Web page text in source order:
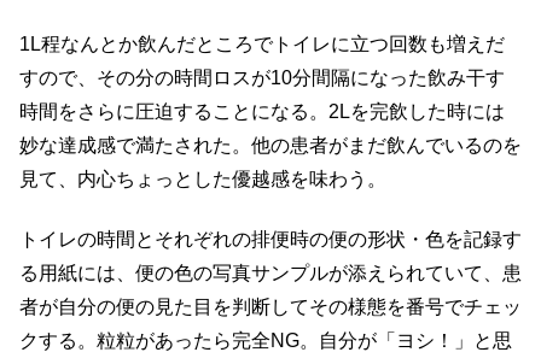
1L程なんとか飲んだところでトイレに立つ回数も増えだ
すので、その分の時間ロスが10分間隔になった飲み干す
時間をさらに圧迫することになる。2Lを完飲した時には
妙な達成感で満たされた。他の患者がまだ飲んでいるのを
見て、内心ちょっとした優越感を味わう。
トイレの時間とそれぞれの排便時の便の形状・色を記録す
る用紙には、便の色の写真サンプルが添えられていて、患
者が自分の便の見た目を判断してその様態を番号でチェッ
クする。粒粒があったら完全NG。自分が「ヨシ！」と思